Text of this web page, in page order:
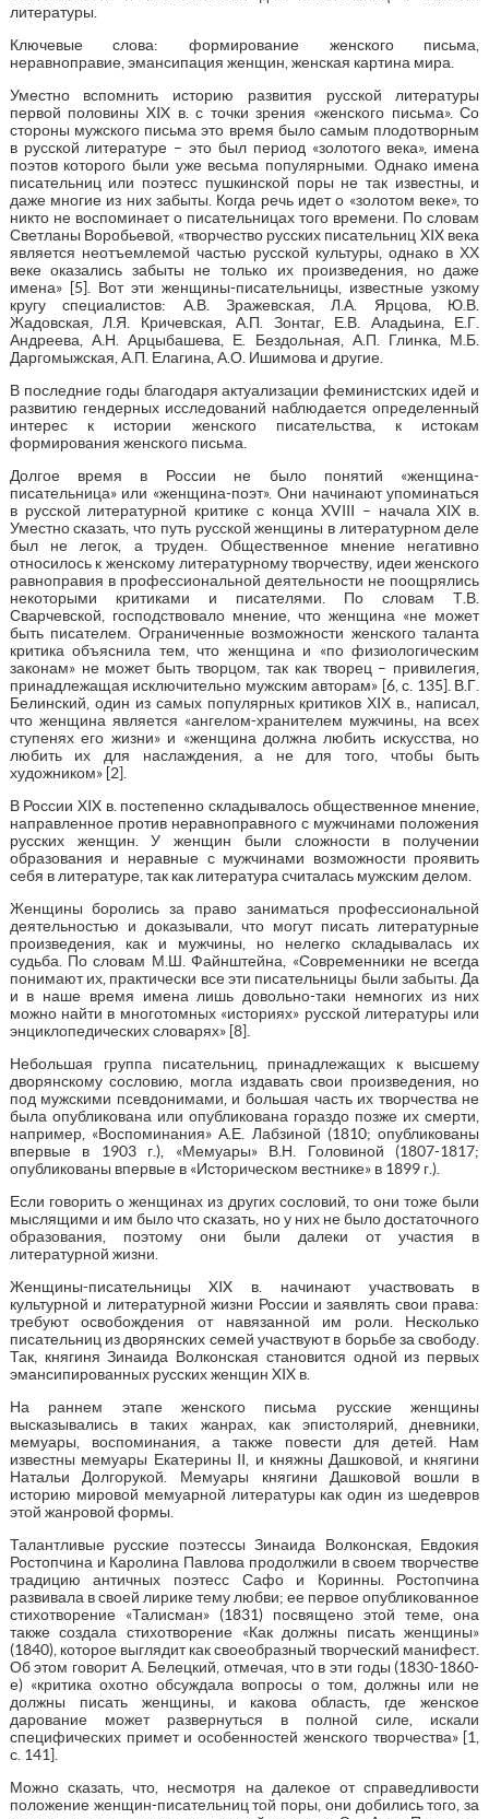
литературы.
Ключевые слова: формирование женского письма,
неравноправие, эмансипация женщин, женская картина мира.
Уместно вспомнить историю развития русской литературы
первой половины XIX в. с точки зрения «женского письма». Со
стороны мужского письма это время было самым плодотворным
в русской литературе – это был период «золотого века», имена
поэтов которого были уже весьма популярными. Однако имена
писательниц или поэтесс пушкинской поры не так известны, и
даже многие из них забыты. Когда речь идет о «золотом веке», то
никто не воспоминает о писательницах того времени. По словам
Светланы Воробьевой, «творчество русских писательниц XIX века
является неотъемлемой частью русской культуры, однако в ХХ
веке оказались забыты не только их произведения, но даже
имена» [5]. Вот эти женщины-писательницы, известные узкому
кругу специалистов: А.В. Зражевская, Л.А. Ярцова, Ю.В.
Жадовская, Л.Я. Кричевская, А.П. Зонтаг, Е.В. Аладьина, Е.Г.
Андреева, А.Н. Арцыбашева, Е. Бездольная, А.П. Глинка, М.Б.
Даргомыжская, А.П. Елагина, А.О. Ишимова и другие.
В последние годы благодаря актуализации феминистских идей и
развитию гендерных исследований наблюдается определенный
интерес к истории женского писательства, к истокам
формирования женского письма.
Долгое время в России не было понятий «женщина-
писательница» или «женщина-поэт». Они начинают упоминаться
в русской литературной критике с конца XVIII – начала XIX в.
Уместно сказать, что путь русской женщины в литературном деле
был не легок, а труден. Общественное мнение негативно
относилось к женскому литературному творчеству, идеи женского
равноправия в профессиональной деятельности не поощрялись
некоторыми критиками и писателями. По словам Т.В.
Сварчевской, господствовало мнение, что женщина «не может
быть писателем. Ограниченные возможности женского таланта
критика объяснила тем, что женщина и «по физиологическим
законам» не может быть творцом, так как творец – привилегия,
принадлежащая исключительно мужским авторам» [6, с. 135]. В.Г.
Белинский, один из самых популярных критиков ХIХ в., написал,
что женщина является «ангелом-хранителем мужчины, на всех
ступенях его жизни» и «женщина должна любить искусства, но
любить их для наслаждения, а не для того, чтобы быть
художником» [2].
В России XIX в. постепенно складывалось общественное мнение,
направленное против неравноправного с мужчинами положения
русских женщин. У женщин были сложности в получении
образования и неравные с мужчинами возможности проявить
себя в литературе, так как литература считалась мужским делом.
Женщины боролись за право заниматься профессиональной
деятельностью и доказывали, что могут писать литературные
произведения, как и мужчины, но нелегко складывалась их
судьба. По словам М.Ш. Файнштейна, «Современники не всегда
понимают их, практически все эти писательницы были забыты. Да
и в наше время имена лишь довольно-таки немногих из них
можно найти в многотомных «историях» русской литературы или
энциклопедических словарях» [8].
Небольшая группа писательниц, принадлежащих к высшему
дворянскому сословию, могла издавать свои произведения, но
под мужскими псевдонимами, и большая часть их творчества не
была опубликована или опубликована гораздо позже их смерти,
например, «Воспоминания» А.Е. Лабзиной (1810; опубликованы
впервые в 1903 г.), «Мемуары» В.Н. Головиной (1807-1817;
опубликованы впервые в «Историческом вестнике» в 1899 г.).
Если говорить о женщинах из других сословий, то они тоже были
мыслящими и им было что сказать, но у них не было достаточного
образования, поэтому они были далеки от участия в
литературной жизни.
Женщины-писательницы XIX в. начинают участвовать в
культурной и литературной жизни России и заявлять свои права:
требуют освобождения от навязанной им роли. Несколько
писательниц из дворянских семей участвуют в борьбе за свободу.
Так, княгиня Зинаида Волконская становится одной из первых
эмансипированных русских женщин XIX в.
На раннем этапе женского письма русские женщины
высказывались в таких жанрах, как эпистолярий, дневники,
мемуары, воспоминания, а также повести для детей. Нам
известны мемуары Екатерины II, и княжны Дашковой, и княгини
Натальи Долгорукой. Мемуары княгини Дашковой вошли в
историю мировой мемуарной литературы как один из шедевров
этой жанровой формы.
Талантливые русские поэтессы Зинаида Волконская, Евдокия
Ростопчина и Каролина Павлова продолжили в своем творчестве
традицию античных поэтесс Сафо и Коринны. Ростопчина
развивала в своей лирике тему любви; ее первое опубликованное
стихотворение «Талисман» (1831) посвящено этой теме, она
также создала стихотворение «Как должны писать женщины»
(1840), которое выглядит как своеобразный творческий манифест.
Об этом говорит А. Белецкий, отмечая, что в эти годы (1830-1860-
е) «критика охотно обсуждала вопросы о том, должны или не
должны писать женщины, и какова область, где женское
дарование может развернуться в полной силе, искали
специфических примет и особенностей женского творчества» [1,
с. 141].
Можно сказать, что, несмотря на далекое от справедливости
положение женщин-писательниц той поры, они добились того, за